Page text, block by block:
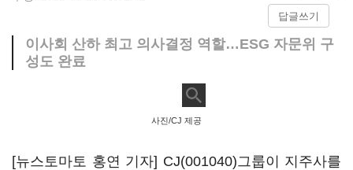
답글쓰기
이사회 산하 최고 의사결정 역할…ESG 자문위 구
성도 완료
사진/CJ 제공
[뉴스토마토 홍연 기자] CJ(001040)그룹이 지주사를